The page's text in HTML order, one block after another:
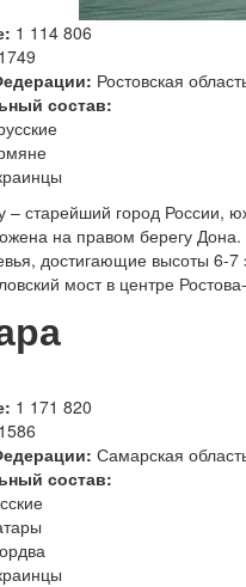
1 114 806
1749
Ростовская
состав:
– старейший город России,
на правом берегу
достигающие высоты 6-7
мост в центре
1 171 820
1586
Самарская
состав: